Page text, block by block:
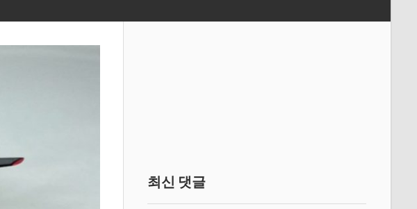
최신 댓글